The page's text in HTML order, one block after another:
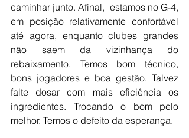
caminhar junto. Afinal,  estamos no G-4,
em posição relativamente confortável
até agora, enquanto clubes grandes
não saem da vizinhança do
rebaixamento. Temos bom técnico,
bons jogadores e boa gestão. Talvez
falte dosar com mais eficiência os
ingredientes. Trocando o bom pelo
melhor. Temos o defeito da esperança.